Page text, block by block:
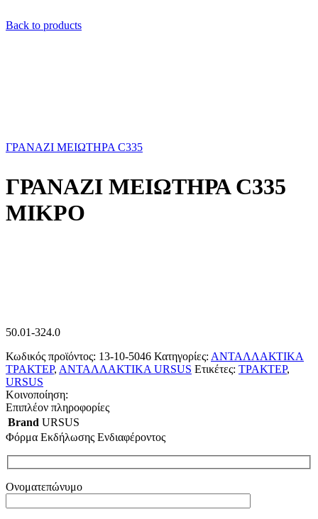
Back to products
ΓΡΑΝΑΖΙ ΜΕΙΩΤΗΡΑ C335
ΓΡΑΝΑΖΙ ΜΕΙΩΤΗΡΑ C335
ΜΙΚΡΟ
50.01-324.0
Κωδικός προϊόντος: 13-10-5046 Κατηγορίες: ΑΝΤΑΛΛΑΚΤΙΚΑ
ΤΡΑΚΤΕΡ, ΑΝΤΑΛΛΑΚΤΙΚΑ URSUS Ετικέτες: ΤΡΑΚΤΕΡ,
URSUS
Κοινοποίηση:
Επιπλέον πληροφορίες
Brand URSUS
Φόρμα Εκδήλωσης Ενδιαφέροντος
Ονοματεπώνυμο